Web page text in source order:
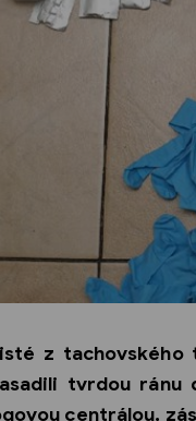
z tachovského
tvrdou ránu
centrálou,